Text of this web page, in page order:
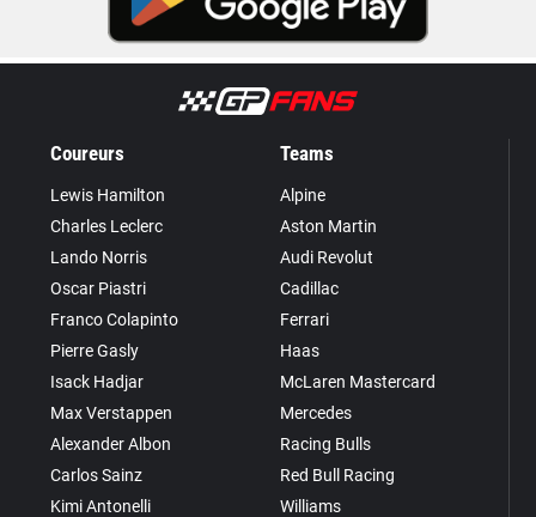
Coureurs
Lewis Hamilton
Charles Leclerc
Lando Norris
Oscar Piastri
Franco Colapinto
Pierre Gasly
Isack Hadjar
Max Verstappen
Alexander Albon
Carlos Sainz
Kimi Antonelli
Teams
Alpine
Aston Martin
Audi Revolut
Cadillac
Ferrari
Haas
McLaren Mastercard
Mercedes
Racing Bulls
Red Bull Racing
Williams